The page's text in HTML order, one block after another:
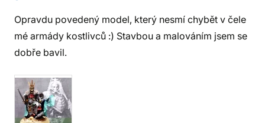
Opravdu povedený model, který nesmí chybět v čele
mé armády kostlivců :) Stavbou a malováním jsem se
dobře bavil.